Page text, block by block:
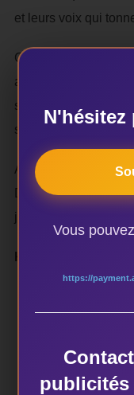
et leurs voix qui
Cette deuxième
accomplissement,
spectateurs ont
sourires, signe
Anna Tèko, rappelle
DVD. Elle promet à
jours à venir.
N'hésitez
Vous
https://
publicités